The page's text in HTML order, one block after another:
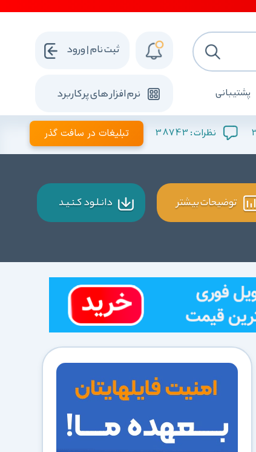
پشتیبانی نرم افزار های پرکاربرد
ثبت نام | ورود
نظرات :38743 تبلیغات در سافت گذر
توضیحات بیشتر دانـلـود کـنـیـد